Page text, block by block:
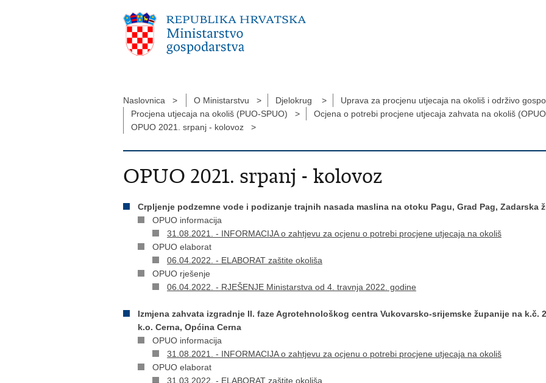
Naslovnica > O Ministarstvu > Djelokrug >
Uprava za procjenu utjecaja na okoliš i održivo
Procjena utjecaja na okoliš (PUO-SPUO) >
Ocjena o potrebi procjene utjecaja zahvata na okoliš
OPUO 2021. srpanj - kolovoz >
OPUO 2021. srpanj - kolovoz
Crpljenje podzemne vode i podizanje trajnih nasada maslina na otoku Pagu, Grad Pag, Zadarska
OPUO informacija
31.08.2021. - INFORMACIJA o zahtjevu za ocjenu o potrebi procjene utjecaja na okoliš
OPUO elaborat
06.04.2022. - ELABORAT zaštite okoliša
OPUO rješenje
06.04.2022. - RJEŠENJE Ministarstva od 4. travnja 2022. godine
Izmjena zahvata izgradnje II. faze Agrotehnološkog centra Vukovarsko-srijemske županije na k.č.
k.o. Cerna, Općina Cerna
OPUO informacija
31.08.2021. - INFORMACIJA o zahtjevu za ocjenu o potrebi procjene utjecaja na okoliš
OPUO elaborat
31.03.2022. - ELABORAT zaštite okoliša